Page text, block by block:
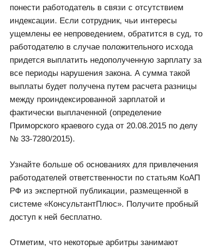
понести работодатель в связи с отсутствием
индексации. Если сотрудник, чьи интересы
ущемлены ее непроведением, обратится в суд, то
работодателю в случае положительного исхода
придется выплатить недополученную зарплату за
все периоды нарушения закона. А сумма такой
выплаты будет получена путем расчета разницы
между проиндексированной зарплатой и
фактически выплаченной (определение
Приморского краевого суда от 20.08.2015 по делу
№ 33-7280/2015).
Узнайте больше об основаниях для привлечения
работодателей ответственности по статьям КоАП
РФ из экспертной публикации, размещенной в
системе «КонсультантПлюс». Получите пробный
доступ к ней бесплатно.
Отметим, что некоторые арбитры занимают